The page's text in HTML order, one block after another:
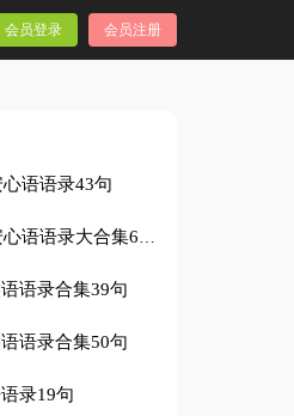
会员登录 会员注册
语语录43句
语录大合集61句
语录合集39句
语录合集50句
录19句